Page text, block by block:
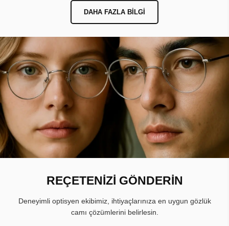
DAHA FAZLA BILGI
REÇETENİZİ GÖNDERİN
Deneyimli optisyen ekibimiz, ihtiyaçlarınıza en uygun gözlük
camı çözümlerini belirlesin.